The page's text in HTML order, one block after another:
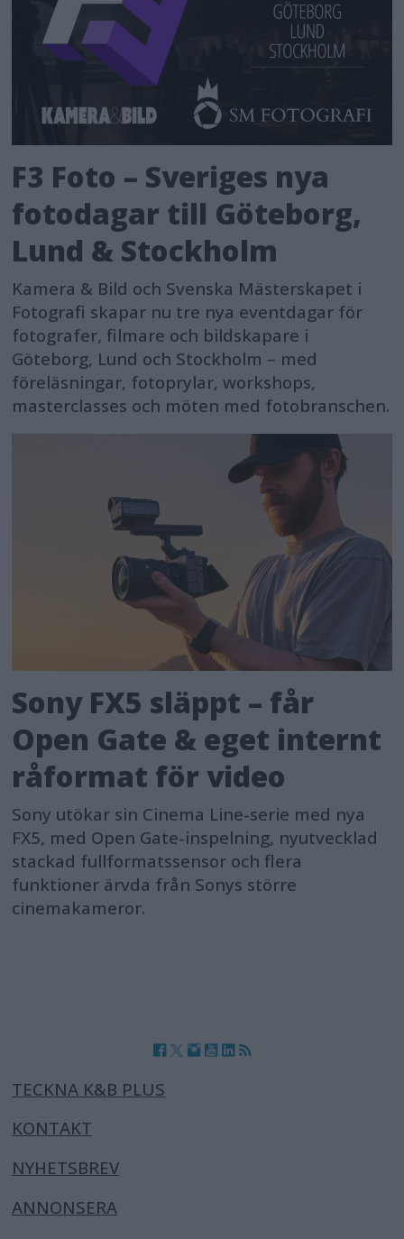
F3 Foto – Sveriges nya
fotodagar till Göteborg,
Lund & Stockholm
Kamera & Bild och Svenska Mästerskapet i
Fotografi skapar nu tre nya eventdagar för
fotografer, filmare och bildskapare i
Göteborg, Lund och Stockholm – med
föreläsningar, fotoprylar, workshops,
masterclasses och möten med fotobranschen.
Sony FX5 släppt – får
Open Gate & eget internt
råformat för video
Sony utökar sin Cinema Line-serie med nya
FX5, med Open Gate-inspelning, nyutvecklad
stackad fullformatssensor och flera
funktioner ärvda från Sonys större
cinemakameror.
TECKNA K&B PLUS
KONTAKT
NYHETSBREV
ANNONSERA